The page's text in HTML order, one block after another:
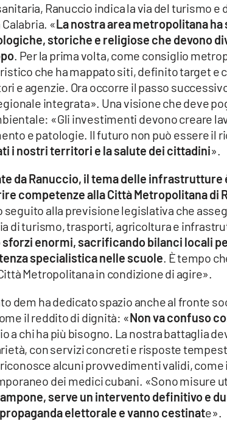
Ranuccio indica la via del turismo e
«La nostra area metropolitana
storiche e religiose che devono
. Per la prima volta, come consiglio
che ha mappato siti, definito target e
e agenzie. Ora occorre il passo
integrata». Una visione che deve
«Gli investimenti devono creare
e patologie. Il futuro non può essere il
i nostri territori e la salute dei cittadini».
da Ranuccio, il tema delle
competenze alla Città Metropolitana di
seguito alla previsione legislativa che
di turismo, trasporti, agricoltura e
enormi, sacrificando bilanci locali
specialistica nelle scuole. È tempo
Metropolitana in condizione di agire».
dem ha dedicato spazio anche al fronte
il reddito di dignità: «Non va confuso
a chi ha più bisogno. La nostra battaglia
con servizi concreti e risposte
alcuni provvedimenti validi,
dei medici cubani. «Sono misure
serve un intervento definitivo e
elettorale e vanno cestinate».